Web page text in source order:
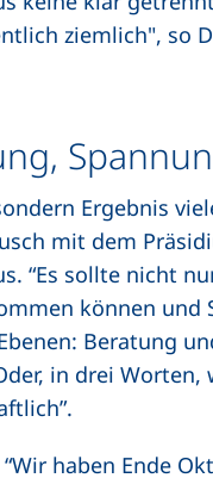
ziemlich", so
Ergebnis
mit dem
“Es sollte nicht
können und
Beratung
in drei
haben Ende